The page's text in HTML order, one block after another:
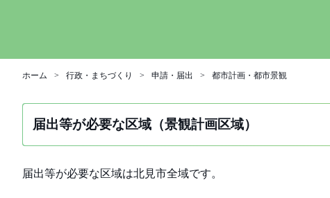
ホーム 行政・まちづくり 申請・届出 都市計画・都市景観
届出等が必要な区域（景観計画区域）
届出等が必要な区域は北見市全域です。